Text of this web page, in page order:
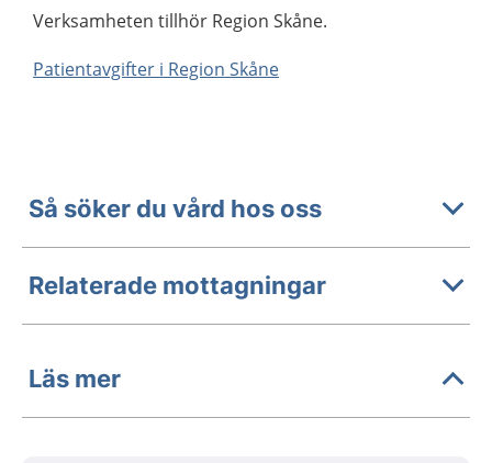
Verksamheten tillhör Region Skåne.
Patientavgifter i Region Skåne
Så söker du vård hos oss
Relaterade mottagningar
Läs mer